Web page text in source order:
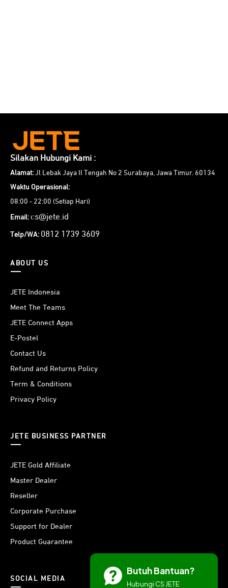
Silakan Hubungi Kami :
Alamat: Jl Lebak Jaya II Tengah No 2 Surabaya, Jawa Timur. 60134
Waktu Operasional:
08:00 - 22:00 (Setiap Hari)
Email: cs@jete.id
Telp/WA: 0812 1739 3609
ABOUT US
JETE Indonesia
Meet The Teams
JETE Connect Apps
E-Postel
Contact Us
Refund and Returns Policy
Term & Conditions
Privacy Policy
JETE BUSINESS PARTNER
JETE Gold Affiliate
Master Dealer
Reseller
Corporate Purchase
Support for Dealer
Product Guarantee
SOCIAL MEDIA
Butuh Bantuan?
Hubungi CS JETE